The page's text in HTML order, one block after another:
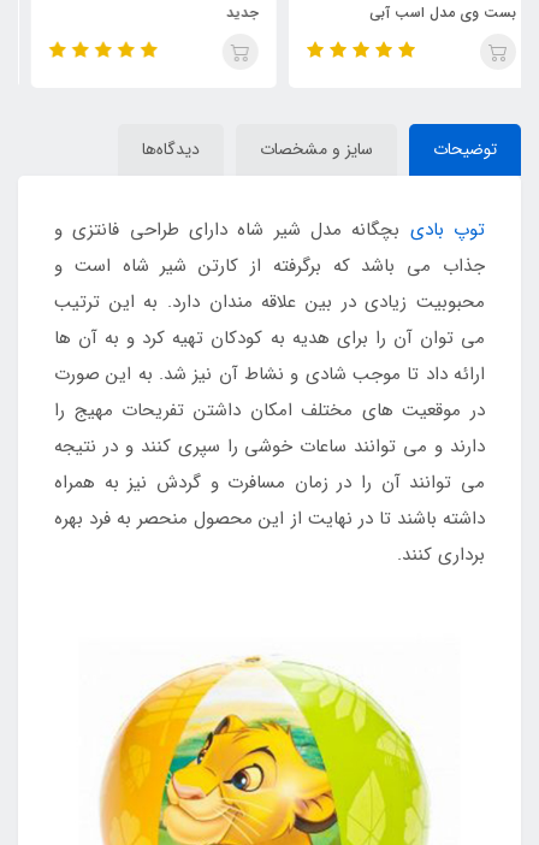
جدید
بستنی
توضیحات سایز و مشخصات دیدگاه‌ها
توپ بادی بچگانه مدل شیر شاه دارای طراحی فانتزی و
جذاب می باشد که برگرفته از کارتن شیر شاه است و
محبوبیت زیادی در بین علاقه مندان دارد. به این ترتیب
می توان آن را برای هدیه به کودکان تهیه کرد و به آن ها
ارائه داد تا موجب شادی و نشاط آن نیز شد. به این صورت
در موقعیت های مختلف امکان داشتن تفریحات مهیج را
دارند و می توانند ساعات خوشی را سپری کنند و در نتیجه
می توانند آن را در زمان مسافرت و گردش نیز به همراه
داشته باشند تا در نهایت از این محصول منحصر به فرد بهره
برداری کنند.